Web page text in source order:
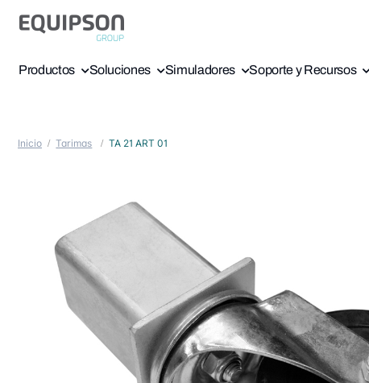
Productos Soluciones Simuladores Soporte y Recursos
Inicio Tarimas TA 21 ART 01